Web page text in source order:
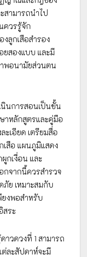
สามารถนำไป
ควรรู้จัก
ลูกเสือสำรอง
ยสองแบบ และมี
พอนามัยส่วนตน
นินการสอนเป็นขั้น
หลักสูตรและคู่มือ
ะเอียด เตรียมสื่อ
เสือ แผนภูมิแสดง
กเงื่อน และ
จากนี้ควรสำรวจ
ย เหมาะสมกับ
งพอสำหรับ
สระ
วดวงที่ 1 สามารถ
ละสัปดาห์จะมี